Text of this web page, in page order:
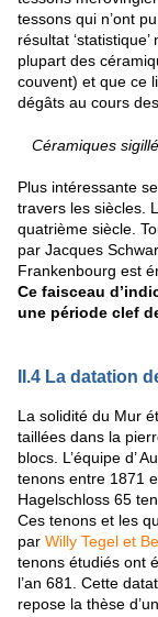
tessons qui n’ont
résultat
plupart des
couvent) et que ce
dégâts au cours
Céramiques
Plus intéressante
travers les siècles.
quatrième siècle.
par Jacques
Frankenbourg est
Ce faisceau
une période clef
II.4 La datation
La solidité du Mur
taillées dans la
blocs. L’équipe d’
tenons entre 1871
Hagelschloss 65
Ces tenons et les
par Willy Tegel et
tenons étudiés ont
l’an 681. Cette
repose la thèse